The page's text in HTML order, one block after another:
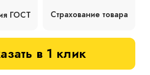
ГОСТ Страхование товара
в 1 клик